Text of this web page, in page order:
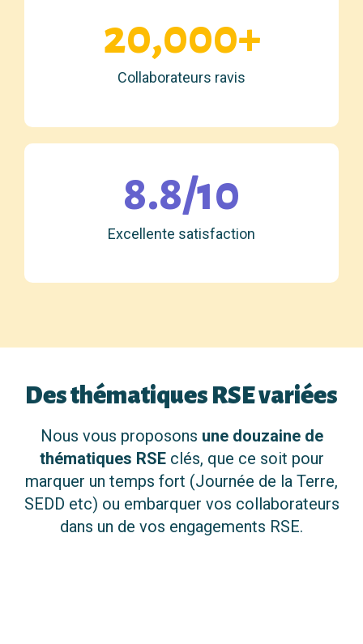
20,000+
Collaborateurs ravis
8.8/10
Excellente satisfaction
Des thématiques RSE variées
Nous vous proposons une douzaine de
thématiques RSEclés, que ce soit pour
marquer un temps fort (Journée de la Terre,
SEDD etc) ou embarquer vos collaborateurs
dans un de vos engagements RSE.